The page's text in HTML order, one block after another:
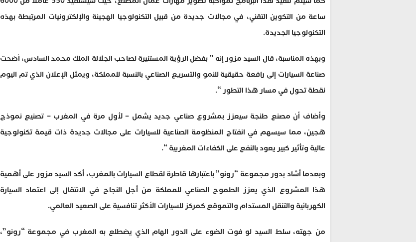
ساعة من التكوين التقني، في مجالات جديدة من قبيل التكنولوجيا الهجينة والإلكترونيات المرتبطة بهذه
التكنولوجيا الجديدة.
وبهذه المناسبة، قال السيد مزور إنه ” بفضل الرؤية المستنيرة لصاحب الجلالة الملك محمد السادس، أضحت
صناعة السيارات إلى رافعة حقيقية للنمو والتسريع الصناعي بالنسبة للمملكة، ويمثل الإعلان الذي تم اليوم
نقطة تحول في مسار هذا التطور “.
وأضاف أن مصنع طنجة سيعزز بمشروع صناعي جديد يشمل – لأول مرة في المغرب – تصنيع نموذج
هجين، مما سيسهم في انفتاح المنظومة الصناعية للسيارات على مجالات جديدة ذات قيمة تكنولوجية
عالية وتأثير كبير يعود بالنفع على الكفاءات المغربية “.
وبعدما أشاد بدور مجموعة “رونو” باعتبارها قاطرة لقطاع السيارات بالمغرب، أكد السيد مزور على أهمية
هذا المشروع الذي يعزز الطموح الصناعي للمملكة من أجل النجاح في الانتقال إلى اعتماد السيارة
الكهربائية والتنقل المستدام والتموقع كمركز للسيارات الأكثر تنافسية على الصعيد العالمي.
من جهته، سلط السيد لو فوت الضوء على الدور الهام الذي يضطلع به المغرب في مجموعة “رونو”،